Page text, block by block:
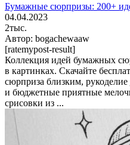
Бумажные сюрпризы: 200+
04.04.2023
2тыс.
Автор: bogachewaaw
[ratemypost-result]
Коллекция идей бумажных
в картинках. Скачайте
сюрприза близким, рукоделие
и бюджетные приятные
срисовки из ...